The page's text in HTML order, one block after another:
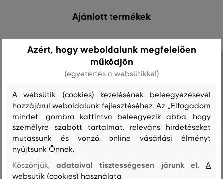
Ajánlott termékek
Azért, hogy weboldalunk megfelelően
működjön
(egyetértés a websütikkel)
A websütik (cookies) kezelésének beleegyezésével
hozzájárul weboldalunk fejlesztéséhez. Az „Elfogadom
mindet" gombra kattintva beleegyezik abba, hogy
személyre szabott tartalmat, releváns hirdetéseket
mutassunk és vonzó, online vásárlási élményt
nyújtsunk Önnek.
Köszönjük,adataival tisztességesen járunk el.A
websütik (cookies) használata